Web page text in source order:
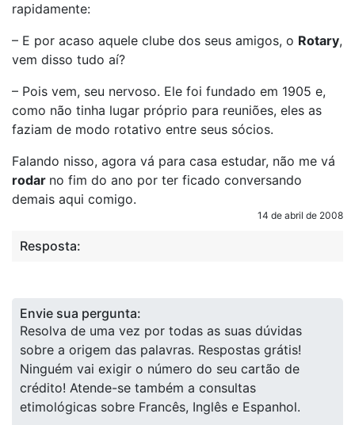
rapidamente:
– E por acaso aquele clube dos seus amigos, o Rotary,
vem disso tudo aí?
– Pois vem, seu nervoso. Ele foi fundado em 1905 e,
como não tinha lugar próprio para reuniões, eles as
faziam de modo rotativo entre seus sócios.
Falando nisso, agora vá para casa estudar, não me vá
rodar no fim do ano por ter ficado conversando
demais aqui comigo.
14 de abril de 2008
Resposta:
Envie sua pergunta:
Resolva de uma vez por todas as suas dúvidas
sobre a origem das palavras. Respostas grátis!
Ninguém vai exigir o número do seu cartão de
crédito! Atende-se também a consultas
etimológicas sobre Francês, Inglês e Espanhol.